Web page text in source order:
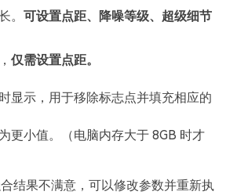
。 可设置点距、降噪等级、超级细节
仅需设置点距。
显示，用于移除标志点并填充相应的
更小值。（电脑内存大于 8GB 时才
结果不满意，可以修改参数并重新执